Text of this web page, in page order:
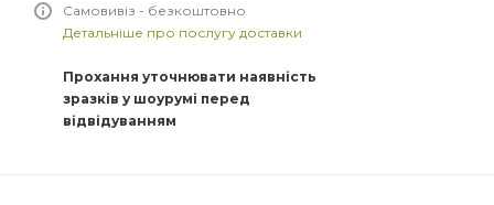
Самовивіз - безкоштовно
Детальніше про послугу доставки
Прохання уточнювати наявність
зразків у шоурумі перед
відвідуванням